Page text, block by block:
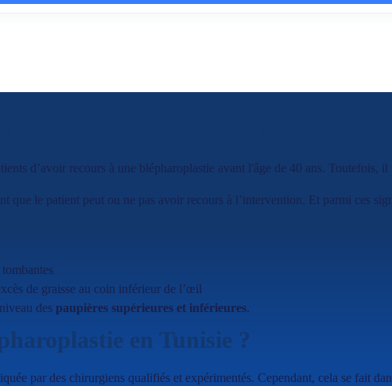
d’avoir recours à une blépharoplastie avant l'âge de 40 ans. Toutefois, il
que le patient peut ou ne pas avoir recours à l’intervention. Et parmi ces
de graisse au coin inférieur de l’œil
des paupières supérieures et inférieures.
en Tunisie ?
par des chirurgiens qualifiés et expérimentés. Cependant, cela se fait